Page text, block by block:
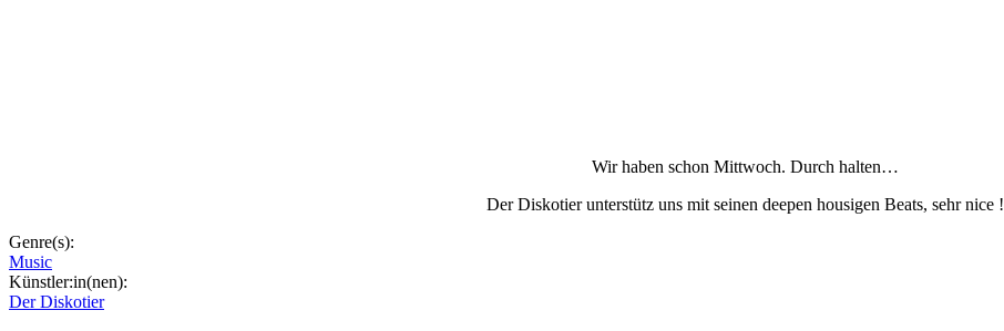
Wir haben schon Mittwoch. Durch halten…
Der Diskotier unterstütz uns mit seinen deepen housigen Beats, sehr nice !
Genre(s):
Music
Künstler:in(nen):
Der Diskotier